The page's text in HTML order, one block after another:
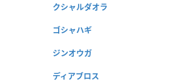
クシャルダオラ
ゴシャハギ
ジンオウガ
ディアブロス